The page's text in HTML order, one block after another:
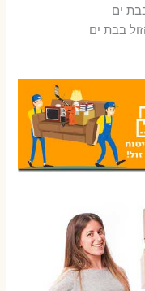
ים
בבת ים